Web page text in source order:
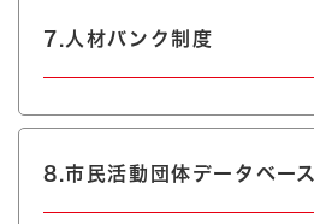
7.人材バンク制度
8.市民活動団体データベース